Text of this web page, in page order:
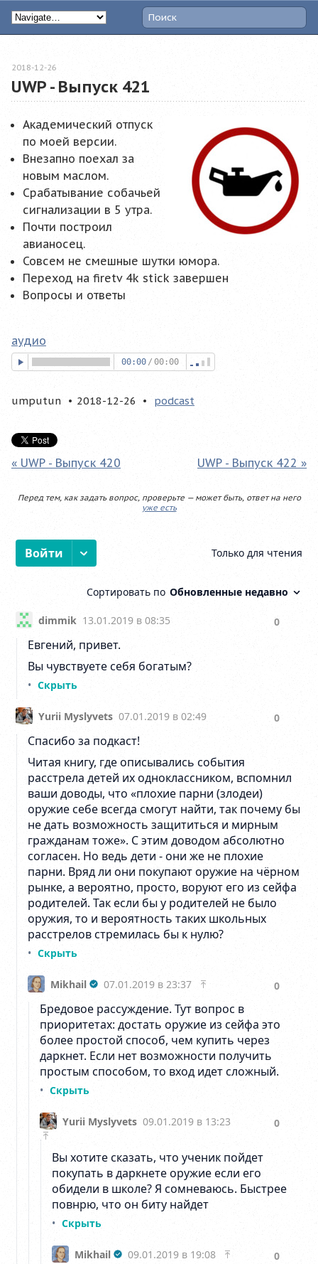
UWP - Выпуск 421
2018-12-26
Академический отпуск
по моей версии.
Внезапно поехал за
новым маслом.
Срабатывание собачьей
сигнализации в 5 утра.
Почти построил
авианосец.
Совсем не смешные шутки юмора.
Переход на firetv 4k stick завершен
Вопросы и ответы
аудио
00:00 / 00:00
umputun 2018-12-26 podcast
« UWP - Выпуск 420 UWP - Выпуск 422 »
Перед тем, как задать вопрос, проверьте — может быть, ответ на него
уже есть